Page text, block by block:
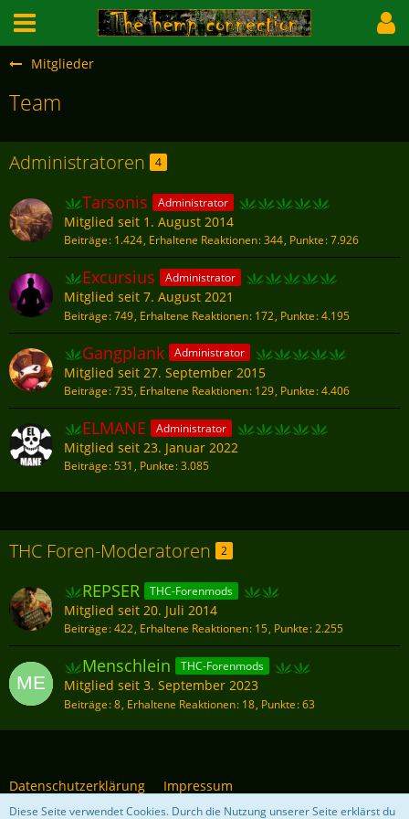
Mitglieder
Team
Administratoren 4
Tarsonis Administrator
Mitglied seit 1. August 2014
Beiträge 1.424 Erhaltene Reaktionen 344 Punkte 7.926
Excursius Administrator
Mitglied seit 7. August 2021
Beiträge 749 Erhaltene Reaktionen 172 Punkte 4.195
Gangplank Administrator
Mitglied seit 27. September 2015
Beiträge 735 Erhaltene Reaktionen 129 Punkte 4.406
ELMANE Administrator
Mitglied seit 23. Januar 2022
Beiträge 531 Punkte 3.085
THC Foren-Moderatoren 2
REPSER THC-Forenmods
Mitglied seit 20. Juli 2014
Beiträge 422 Erhaltene Reaktionen 15 Punkte 2.255
Menschlein THC-Forenmods
Mitglied seit 3. September 2023
Beiträge 8 Erhaltene Reaktionen 18 Punkte 63
Datenschutzerklärung Impressum
Diese Seite verwendet Cookies. Durch die Nutzung unserer Seite erklärst du